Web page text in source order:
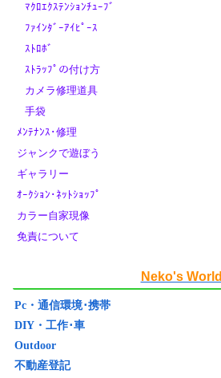
ﾏｸﾛｴｸｽﾃﾝｼｮﾝﾁｭｰﾌﾞ
ﾌｧｲﾝﾀﾞｰｱｲﾋﾟｰｽ
ｽﾄﾛﾎﾞ
ｽﾄﾗｯﾌﾟの付け方
カメラ修理道具
手袋
ﾒﾝﾃﾅﾝｽ･修理
ジャンクで遊ぼう
ギャラリー
ｵｰｸｼｮﾝ･ﾈｯﾄｼｮｯﾌﾟ
カラー自家現像
免責について
Neko's World
Pc・通信環境･携帯
DIY・工作･車
Outdoor
不動産登記